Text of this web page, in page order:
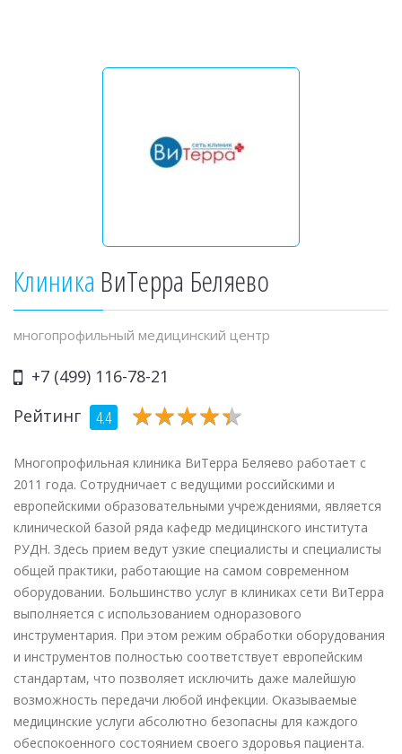
Клиника ВиТерра Беляево
многопрофильный медицинский центр
+7 (499) 116-78-21
Рейтинг
4.4 ★★★★★
★★★★★
Многопрофильная клиника ВиТерра Беляево работает с
2011 года. Сотрудничает с ведущими российскими и
европейскими образовательными учреждениями, является
клинической базой ряда кафедр медицинского института
РУДН. Здесь прием ведут узкие специалисты и специалисты
общей практики, работающие на самом современном
оборудовании. Большинство услуг в клиниках сети ВиТерра
выполняется с использованием одноразового
инструментария. При этом режим обработки оборудования
и инструментов полностью соответствует европейским
стандартам, что позволяет исключить даже малейшую
возможность передачи любой инфекции. Оказываемые
медицинские услуги абсолютно безопасны для каждого
обеспокоенного состоянием своего здоровья пациента.